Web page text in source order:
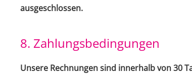
ausgeschlossen.
8. Zahlungsbedingungen
Unsere Rechnungen sind innerhalb von 30